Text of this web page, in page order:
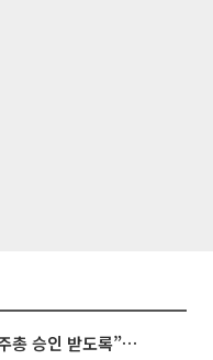
김정관 장관 “반도체 성과급, 주총 승인 받도록”…상법·자본시장법 개정 시사